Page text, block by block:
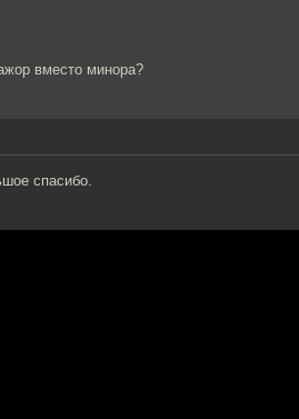
вместо минора?
спасибо.